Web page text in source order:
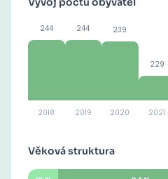
244
2018
244
2019
239
2020
229
2021
Věková struktura